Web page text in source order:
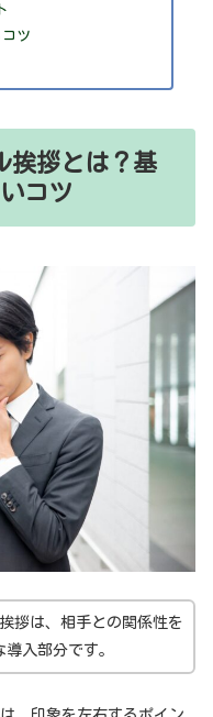
ツ
挨拶とは？基
コツ
拶は、相手との関係性を
入部分です。